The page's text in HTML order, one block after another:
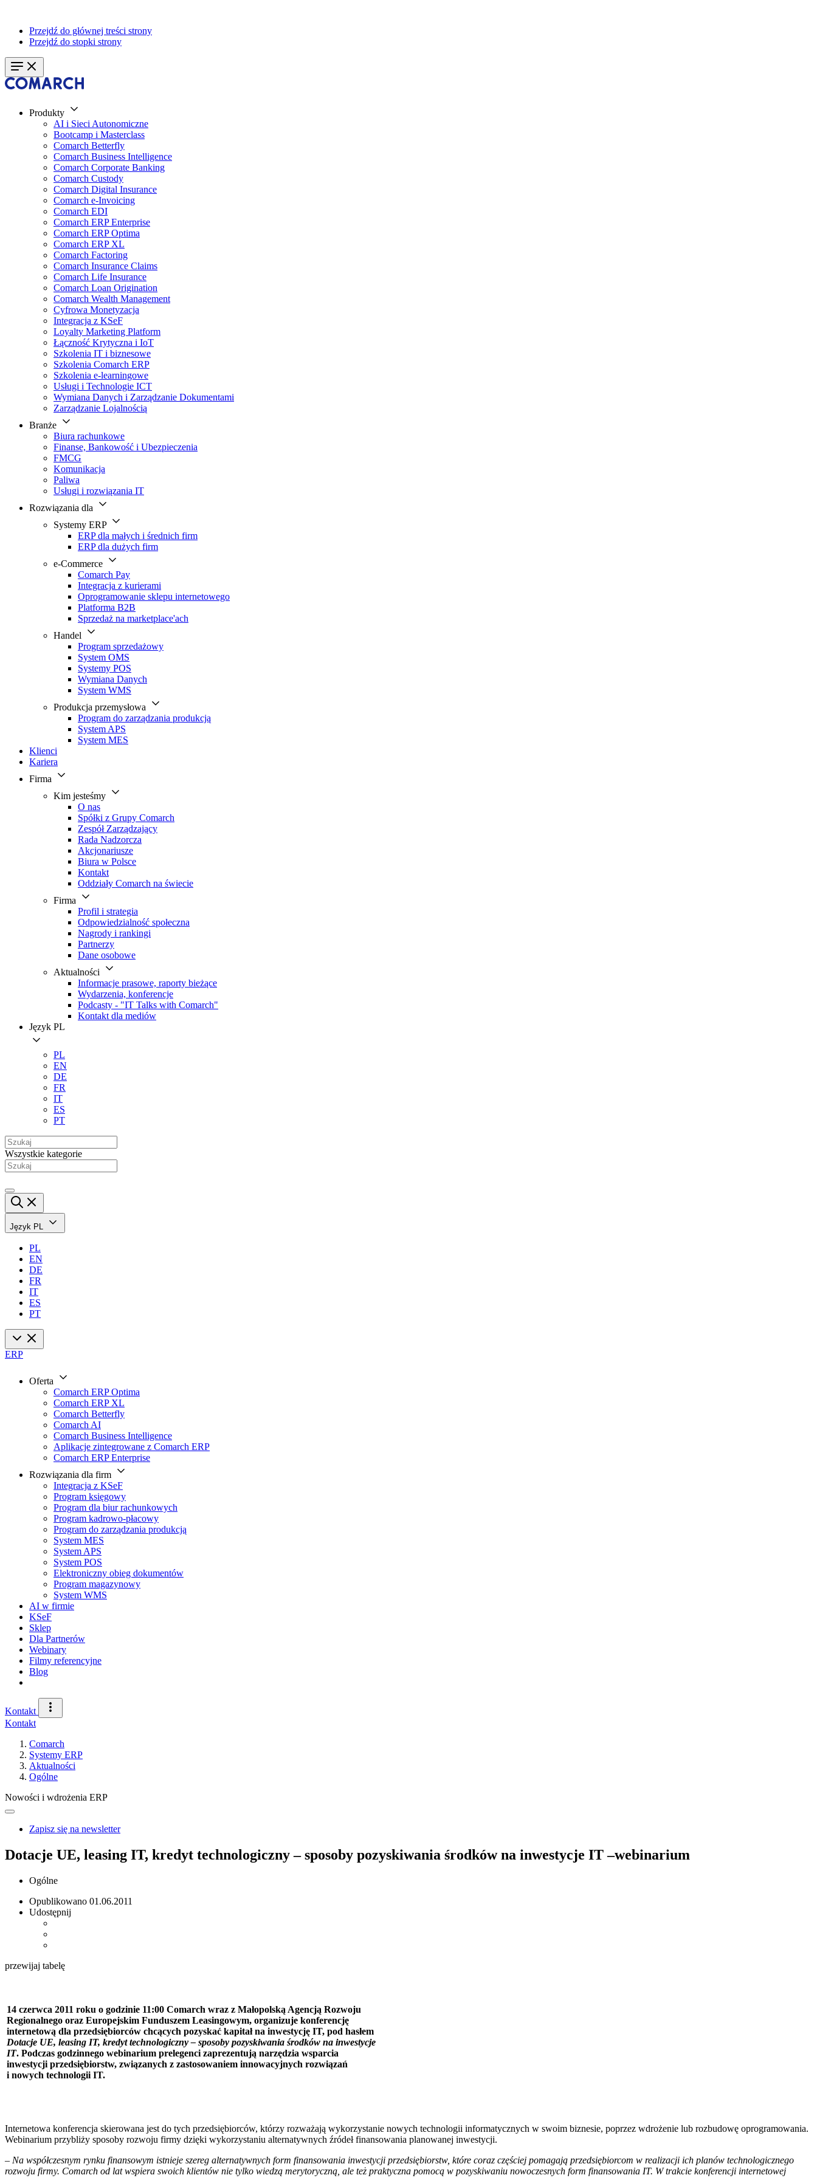
Przejdź do głównej treści strony
Przejdź do stopki strony
Produkty
AI i Sieci Autonomiczne
Bootcamp i Masterclass
Comarch Betterfly
Comarch Business Intelligence
Comarch Corporate Banking
Comarch Custody
Comarch Digital Insurance
Comarch e-Invoicing
Comarch EDI
Comarch ERP Enterprise
Comarch ERP Optima
Comarch ERP XL
Comarch Factoring
Comarch Insurance Claims
Comarch Life Insurance
Comarch Loan Origination
Comarch Wealth Management
Cyfrowa Monetyzacja
Integracja z KSeF
Loyalty Marketing Platform
Łączność Krytyczna i IoT
Szkolenia IT i biznesowe
Szkolenia Comarch ERP
Szkolenia e-learningowe
Usługi i Technologie ICT
Wymiana Danych i Zarządzanie Dokumentami
Zarządzanie Lojalnością
Branże
Biura rachunkowe
Finanse, Bankowość i Ubezpieczenia
FMCG
Komunikacja
Paliwa
Usługi i rozwiązania IT
Rozwiązania dla
Systemy ERP
ERP dla małych i średnich firm
ERP dla dużych firm
e-Commerce
Comarch Pay
Integracja z kurierami
Oprogramowanie sklepu internetowego
Platforma B2B
Sprzedaż na marketplace'ach
Handel
Program sprzedażowy
System OMS
Systemy POS
Wymiana Danych
System WMS
Produkcja przemysłowa
Program do zarządzania produkcją
System APS
System MES
Klienci
Kariera
Firma
Kim jesteśmy
O nas
Spółki z Grupy Comarch
Zespół Zarządzający
Rada Nadzorcza
Akcjonariusze
Biura w Polsce
Kontakt
Oddziały Comarch na świecie
Firma
Profil i strategia
Odpowiedzialność społeczna
Nagrody i rankingi
Partnerzy
Dane osobowe
Aktualności
Informacje prasowe, raporty bieżące
Wydarzenia, konferencje
Podcasty - "IT Talks with Comarch"
Kontakt dla mediów
Język PL
PL
EN
DE
FR
IT
ES
PT
Wszystkie kategorie
Język PL
PL
EN
DE
FR
IT
ES
PT
ERP
Oferta
Comarch ERP Optima
Comarch ERP XL
Comarch Betterfly
Comarch AI
Comarch Business Intelligence
Aplikacje zintegrowane z Comarch ERP
Comarch ERP Enterprise
Rozwiązania dla firm
Integracja z KSeF
Program księgowy
Program dla biur rachunkowych
Program kadrowo-płacowy
Program do zarządzania produkcją
System MES
System APS
System POS
Elektroniczny obieg dokumentów
Program magazynowy
System WMS
AI w firmie
KSeF
Sklep
Dla Partnerów
Webinary
Filmy referencyjne
Blog
Kontakt
Kontakt
Comarch
Systemy ERP
Aktualności
Ogólne
Nowości i wdrożenia ERP
Zapisz się na newsletter
Dotacje UE, leasing IT, kredyt technologiczny – sposoby pozyskiwania środków na inwestycje IT –webinarium
Ogólne
Opublikowano 01.06.2011
Udostępnij
przewijaj tabelę
14 czerwca 2011 roku o godzinie 11:00 Comarch wraz z Małopolską Agencją Rozwoju
Regionalnego oraz Europejskim Funduszem Leasingowym, organizuje konferencję
internetową dla przedsiębiorców chcących pozyskać kapitał na inwestycję IT, pod hasłem
Dotacje UE, leasing IT, kredyt technologiczny – sposoby pozyskiwania środków na inwestycje
IT. Podczas godzinnego webinarium prelegenci zaprezentują narzędzia wsparcia
inwestycji przedsiębiorstw, związanych z zastosowaniem innowacyjnych rozwiązań
i nowych technologii IT.
Internetowa konferencja skierowana jest do tych przedsiębiorców, którzy rozważają wykorzystanie nowych technologii informatycznych w swoim biznesie, poprzez wdrożenie lub rozbudowę oprogramowania.
Webinarium przybliży sposoby rozwoju firmy dzięki wykorzystaniu alternatywnych źródeł finansowania planowanej inwestycji.
– Na współczesnym rynku finansowym istnieje szereg alternatywnych form finansowania inwestycji przedsiębiorstw, które coraz częściej pomagają przedsiębiorcom w realizacji ich planów technologicznego
rozwoju firmy. Comarch od lat wspiera swoich klientów nie tylko wiedzą merytoryczną, ale też praktyczna pomocą w pozyskiwaniu nowoczesnych form finansowania IT. W trakcie konferencji internetowej